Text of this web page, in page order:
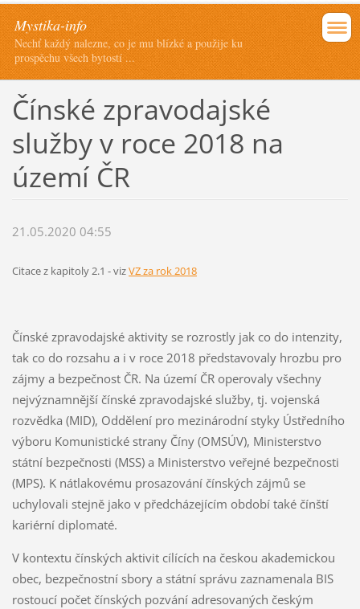
Mystika-info
Nechť každý nalezne, co je mu blízké a použije ku
prospěchu všech bytostí ...
Čínské zpravodajské
služby v roce 2018 na
území ČR
21.05.2020 04:55
Citace z kapitoly 2.1 - vizVZ za rok 2018
Čínské zpravodajské aktivity se rozrostly jak co do intenzity,
tak co do rozsahu a i v roce 2018 představovaly hrozbu pro
zájmy a bezpečnost ČR. Na území ČR operovaly všechny
nejvýznamnější čínské zpravodajské služby, tj. vojenská
rozvědka (MID), Oddělení pro mezinárodní styky Ústředního
výboru Komunistické strany Číny (OMSÚV), Ministerstvo
státní bezpečnosti (MSS) a Ministerstvo veřejné bezpečnosti
(MPS). K nátlakovému prosazování čínských zájmů se
uchylovali stejně jako v předcházejícím období také čínští
kariérní diplomaté.
V kontextu čínských aktivit cílících na českou akademickou
obec, bezpečnostní sbory a státní správu zaznamenala BIS
rostoucí počet čínských pozvání adresovaných českým